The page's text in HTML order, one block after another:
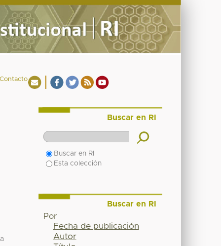
Contacto
Buscar en RI
Buscar en RI
Esta colección
Buscar en RI
Por
Fecha de publicación
Autor